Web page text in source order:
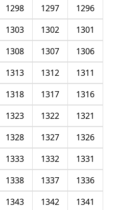
1296
1297
1298
1301
1302
1303
1306
1307
1308
1311
1312
1313
1316
1317
1318
1321
1322
1323
1326
1327
1328
1331
1332
1333
1336
1337
1338
1341
1342
1343